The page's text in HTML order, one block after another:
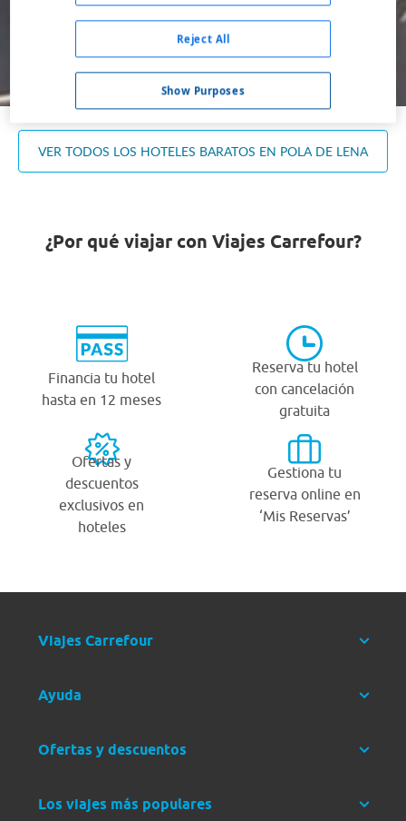
Ocupación *
Buscar
VER TODOS LOS HOTELES BARATOS EN POLA DE LENA
¿Por qué viajar con Viajes Carrefour?
Financia tu hotel
hasta en 12 meses
Reserva tu hotel
con cancelación
gratuita
Ofertas y
descuentos
exclusivos en
hoteles
Gestiona tu
reserva online en
‘Mis Reservas’
Viajes Carrefour
Ayuda
Ofertas y descuentos
Los viajes más populares
Show Purposes
Reject All